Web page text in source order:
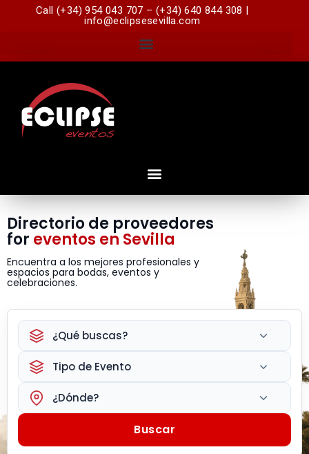
Call (+34) 954 043 707 – (+34) 640 844 308 |
info@eclipsesevilla.com
Directorio de proveedores
for eventos en Sevilla
Encuentra a los mejores profesionales y
espacios para bodas, eventos y
celebraciones.
¿Qué buscas?
Tipo de Evento
¿Dónde?
Buscar